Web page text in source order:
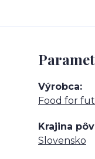
Výrobca
Food for
Krajina
Slovensko